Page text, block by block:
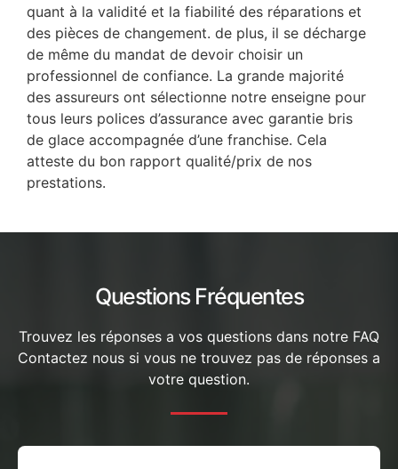
quant à la validité et la fiabilité des réparations et
des pièces de changement. de plus, il se décharge
de même du mandat de devoir choisir un
professionnel de confiance. La grande majorité
des assureurs ont sélectionne notre enseigne pour
tous leurs polices d’assurance avec garantie bris
de glace accompagnée d’une franchise. Cela
atteste du bon rapport qualité/prix de nos
prestations.
Questions Fréquentes
Trouvez les réponses a vos questions dans notre FAQ
Contactez nous si vous ne trouvez pas de réponses a
votre question.